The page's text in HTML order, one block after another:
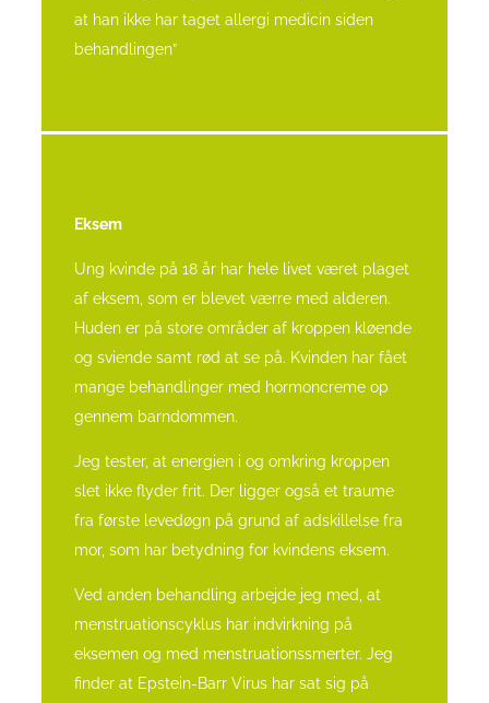
at han ikke har taget allergi medicin siden
behandlingen”
Eksem
Ung kvinde på 18 år har hele livet været plaget
af eksem, som er blevet værre med alderen.
Huden er på store områder af kroppen kløende
og sviende samt rød at se på. Kvinden har fået
mange behandlinger med hormoncreme op
gennem barndommen.
Jeg tester, at energien i og omkring kroppen
slet ikke flyder frit. Der ligger også et traume
fra første levedøgn på grund af adskillelse fra
mor, som har betydning for kvindens eksem.
Ved anden behandling arbejde jeg med, at
menstruationscyklus har indvirkning på
eksemen og med menstruationssmerter. Jeg
finder at Epstein-Barr Virus har sat sig på